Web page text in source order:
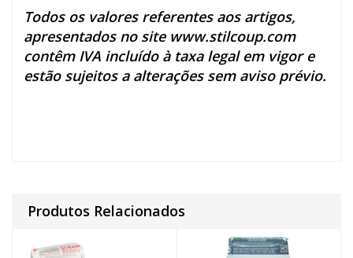
Todos os valores referentes aos artigos,
apresentados no site www.stilcoup.com
contêm IVA incluído à taxa legal em vigor e
estão sujeitos a alterações sem aviso prévio.
Produtos Relacionados